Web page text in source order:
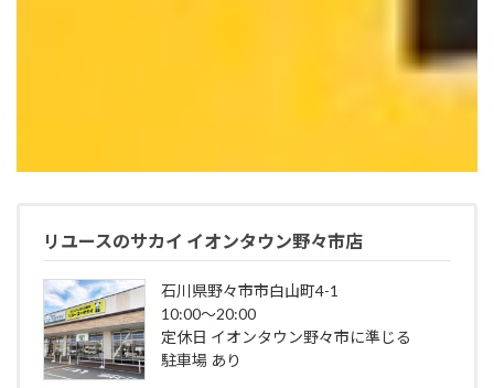
リユースのサカイ イオンタウン野々市店
石川県野々市市白山町4-1
10:00～20:00
定休日 イオンタウン野々市に準じる
駐車場 あり